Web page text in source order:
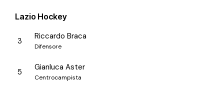
Lazio Hockey
3 Riccardo Braca
Difensore
5 Gianluca Aster
Centrocampista